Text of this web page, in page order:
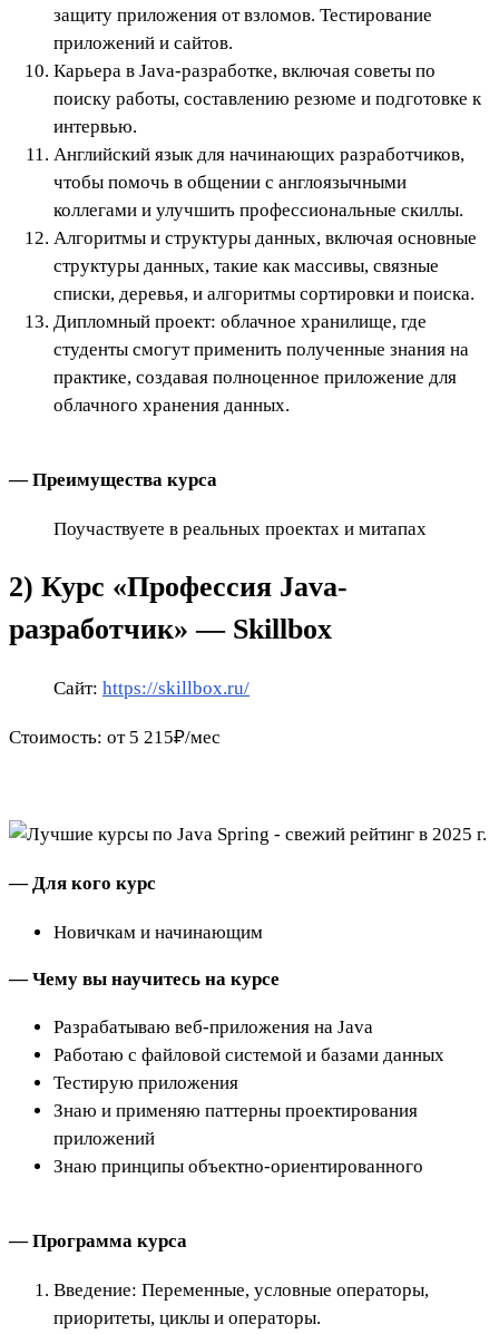
защиту приложения от взломов. Тестирование
приложений и сайтов.
Карьера в Java-разработке, включая советы по
поиску работы, составлению резюме и подготовке к
интервью.
Английский язык для начинающих разработчиков,
чтобы помочь в общении с англоязычными
коллегами и улучшить профессиональные скиллы.
Алгоритмы и структуры данных, включая основные
структуры данных, такие как массивы, связные
списки, деревья, и алгоритмы сортировки и поиска.
Дипломный проект: облачное хранилище, где
студенты смогут применить полученные знания на
практике, создавая полноценное приложение для
облачного хранения данных.
— Преимущества курса
Поучаствуете в реальных проектах и митапах
2) Курс «Профессия Java-
разработчик» — Skillbox
Сайт: https://skillbox.ru/
Стоимость: от 5 215₽/мес
— Для кого курс
Новичкам и начинающим
— Чему вы научитесь на курсе
Разрабатываю веб-приложения на Java
Работаю с файловой системой и базами данных
Тестирую приложения
Знаю и применяю паттерны проектирования
приложений
Знаю принципы объектно-ориентированного
— Программа курса
Введение: Переменные, условные операторы,
приоритеты, циклы и операторы.